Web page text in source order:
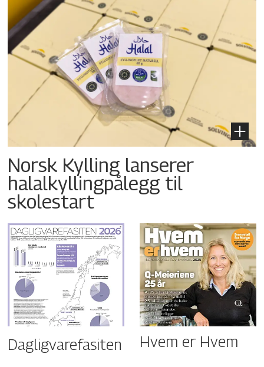
Norsk Kylling lanserer
halalkyllingpålegg til
skolestart
Dagligvarefasiten Hvem er Hvem